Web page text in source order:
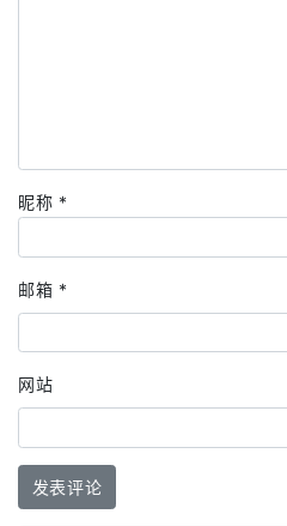
昵称 *
邮箱 *
网站